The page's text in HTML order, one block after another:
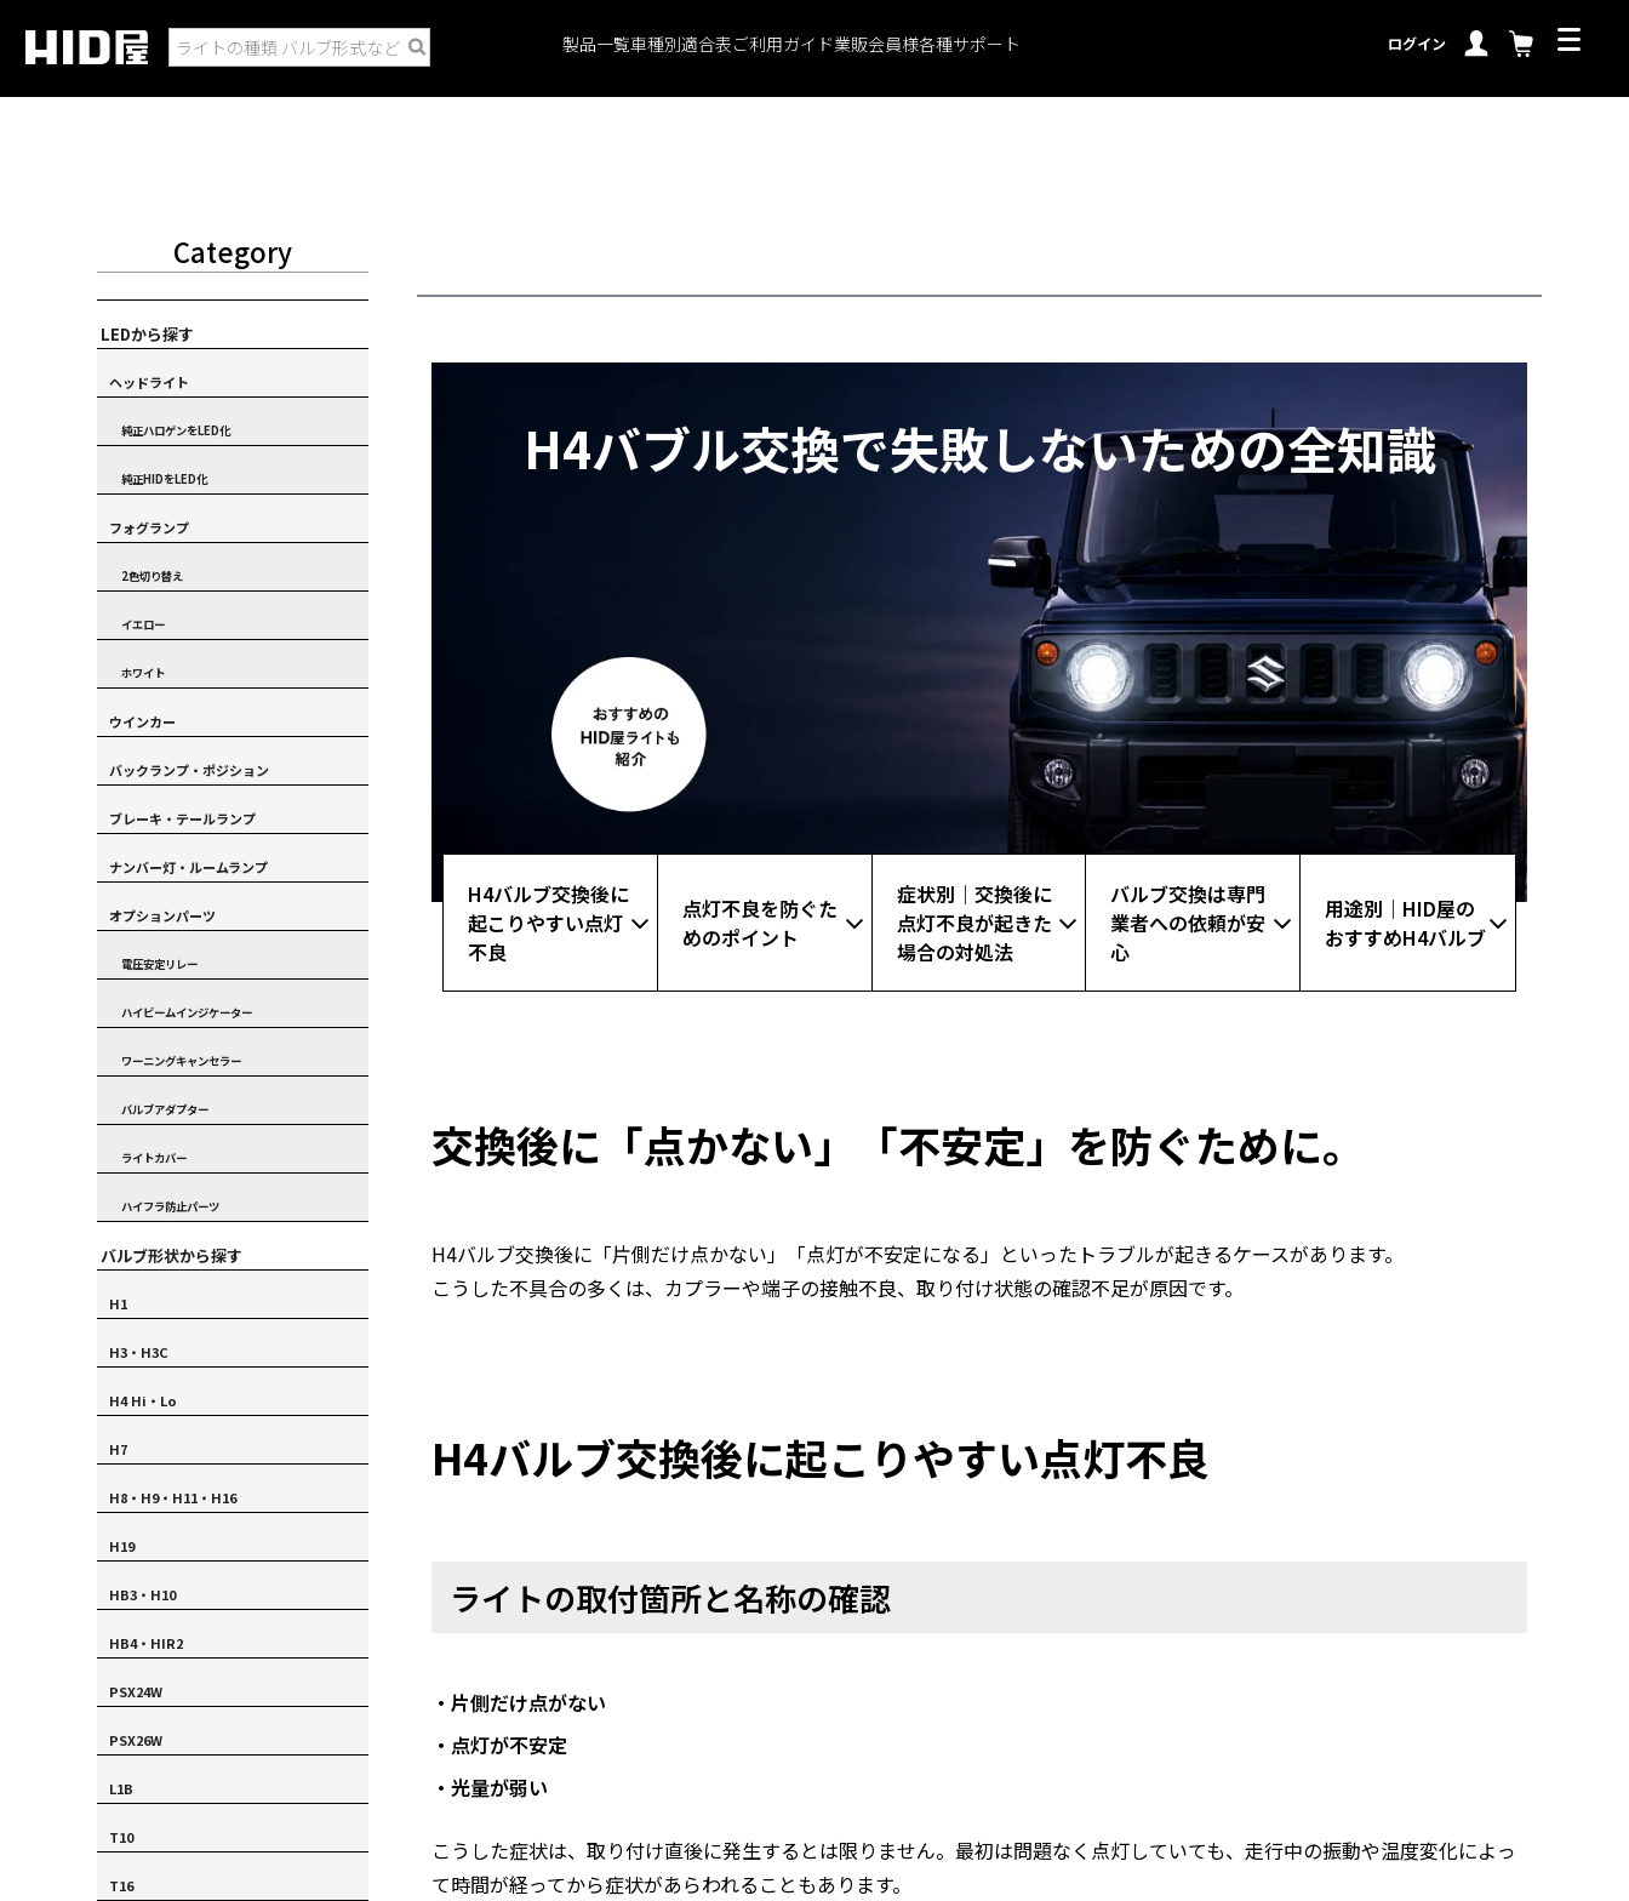
製品一覧車種別適合表ご利用ガイド業販会員様各種サポート ログイン
Category
LEDから探す
ヘッドライト
純正ハロゲンをLED化
純正HIDをLED化
フォグランプ
2色切り替え
イエロー
ホワイト
ウインカー
バックランプ・ポジション
ブレーキ・テールランプ
ナンバー灯・ルームランプ
オプションパーツ
電圧安定リレー
ハイビームインジケーター
ワーニングキャンセラー
バルブアダプター
ライトカバー
ハイフラ防止パーツ
バルブ形状から探す
H1
H3・H3C
H4 Hi・Lo
H7
H8・H9・H11・H16
H19
HB3・H10
HB4・HIR2
PSX24W
PSX26W
L1B
T10
T16
H4バブル交換で失敗しないための全知識
H4バルブ交換後に
起こりやすい点灯
不良
点灯不良を防ぐた
めのポイント
症状別｜交換後に
点灯不良が起きた
場合の対処法
バルブ交換は専門
業者への依頼が安
心
用途別｜HID屋の
おすすめH4バルブ
交換後に「点かない」「不安定」を防ぐために。
H4バルブ交換後に「片側だけ点かない」「点灯が不安定になる」といったトラブルが起きるケースがあります。
こうした不具合の多くは、カプラーや端子の接触不良、取り付け状態の確認不足が原因です。
H4バルブ交換後に起こりやすい点灯不良
ライトの取付箇所と名称の確認
・片側だけ点がない
・点灯が不安定
・光量が弱い
こうした症状は、取り付け直後に発生するとは限りません。最初は問題なく点灯していても、走行中の振動や温度変化によっ
て時間が経ってから症状があらわれることもあります。